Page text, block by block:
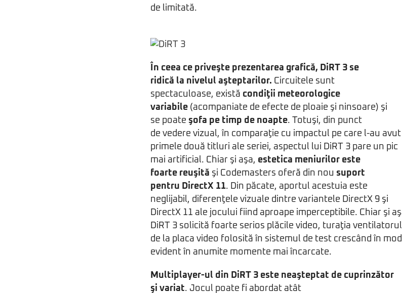
de limitată.
În ceea ce priveşte prezentarea grafică, DiRT 3 se
ridică la nivelul aşteptarilor. Circuitele sunt
spectaculoase, există condiţii meteorologice
variabile (acompaniate de efecte de ploaie şi ninsoare) şi
se poate şofa pe timp de noapte. Totuşi, din punct
de vedere vizual, în comparaţie cu impactul pe care l-au avut
primele două titluri ale seriei, aspectul lui DiRT 3 pare un pic
mai artificial. Chiar şi aşa, estetica meniurilor este
foarte reuşită şi Codemasters oferă din nou suport
pentru DirectX 11. Din păcate, aportul acestuia este
neglijabil, diferenţele vizuale dintre variantele DirectX 9 şi
DirectX 11 ale jocului fiind aproape imperceptibile. Chiar şi
DiRT 3 solicită foarte serios plăcile video, turaţia
de la placa video folosită în sistemul de test crescând în mod
evident în anumite momente mai încarcate.
Multiplayer-ul din DiRT 3 este neaşteptat de cuprinzător
şi variat. Jocul poate fi abordat atât